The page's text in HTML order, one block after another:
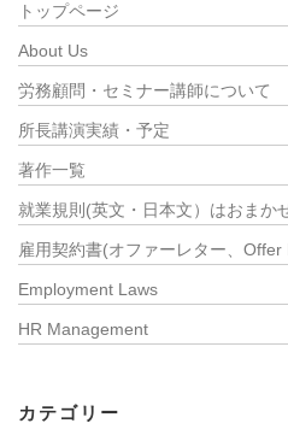
トップページ
About Us
労務顧問・セミナー講師について
所長講演実績・予定
著作一覧
就業規則(英文・日本文）はおまか
雇用契約書(オファーレター、Offer
Employment Laws
HR Management
カテゴリー